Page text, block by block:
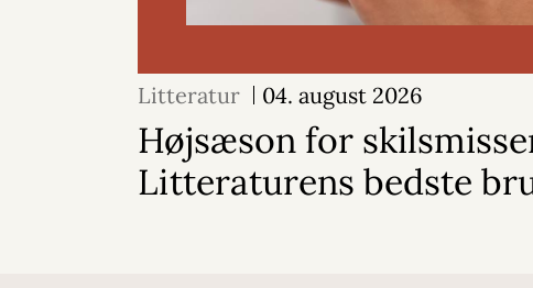
Litteratur 04. august 2026
Højsæson for
Litteraturens bedste